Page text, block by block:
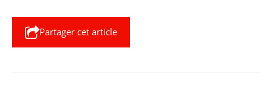
Partager cet article